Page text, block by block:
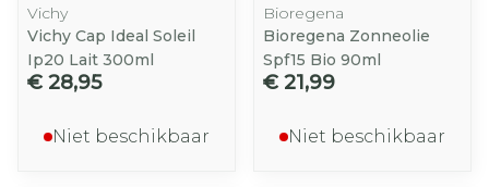
Vichy
Vichy Cap Ideal Soleil
Ip20 Lait 300ml
€ 28,95
Niet beschikbaar
Bioregena
Bioregena Zonneolie
Spf15 Bio 90ml
€ 21,99
Niet beschikbaar